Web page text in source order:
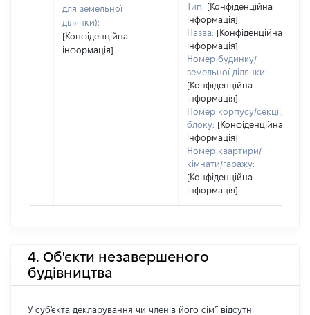
для земельної
ділянки):
[Конфіденційна
інформація]
Тип: [Конфіденційна
інформація]
Назва: [Конфіденційна
інформація]
Номер будинку/
земельної ділянки:
[Конфіденційна
інформація]
Номер корпусу/секції/
блоку: [Конфіденційна
інформація]
Номер квартири/
кімнати/гаражу:
[Конфіденційна
інформація]
4. Об'єкти незавершеного
будівництва
У суб'єкта декларування чи членів його сім'ї відсутні